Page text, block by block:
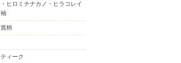
ヒロミチナカノ・ヒラコレイ
柄
ィーク